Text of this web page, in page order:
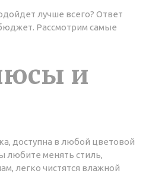
лучше всего? Ответ
Рассмотрим самые
и
доступна в любой цветовой
любите менять стиль,
легко чистятся влажной